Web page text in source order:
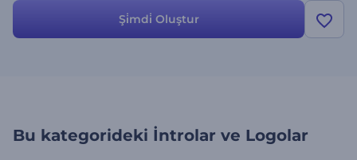
Şi̇mdi̇ Oluştur
Bu kategorideki İntrolar ve Logolar